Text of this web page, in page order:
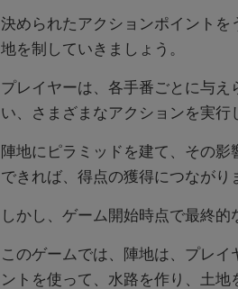
決められたアクションポイント
地を制していきましょう。
プレイヤーは、各手番ごとに与
い、さまざまなアクションを実行
陣地にピラミッドを建て、その
できれば、得点の獲得につながり
しかし、ゲーム開始時点で最終的
このゲームでは、陣地は、プレ
ントを使って、水路を作り、土